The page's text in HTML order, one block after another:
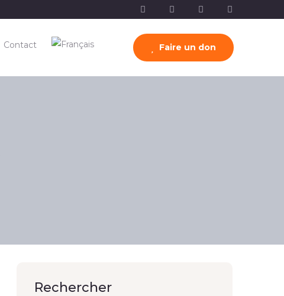
Contact Faire un don
Rechercher